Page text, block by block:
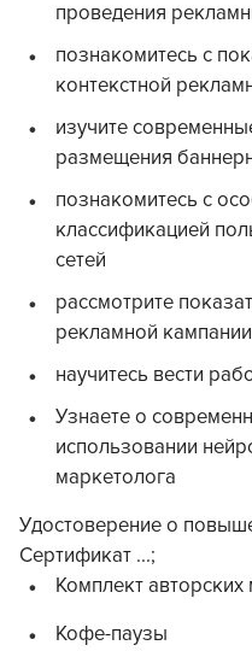
проведения
познакомитесь с
контекстной
изучите
размещения
познакомитесь с
классификацией
сетей
рассмотрите
рекламной
научитесь вести
Узнаете о
использовании
маркетолога
Удостоверение о
Сертификат ...;
Комплект авторских
Кофе-паузы